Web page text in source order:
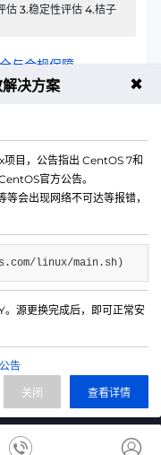
估 3.稳定性评估 4.桔子
与合规保障
决方案 ✖
目，公告指出 CentOS 7和
官方公告。
会出现网络不可达等报错，
linux/main.sh)
。源更换完成后，即可正常安
告
查看详情
关闭